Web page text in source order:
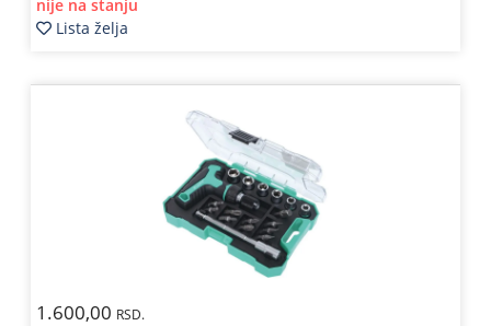
nije na stanju
Lista želja
1.600,00 RSD.